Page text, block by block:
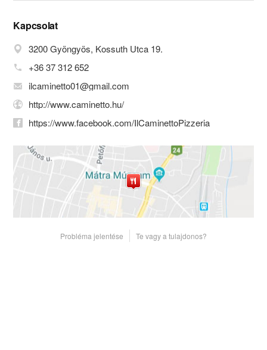
várjuk. Idénynek és alkalomnak
terasszal is!
Kapcsolat
3200 Gyöngyös, Kossuth Utca 19.
+36 37 312 652
ilcaminetto01@gmail.com
http://www.caminetto.hu/
https://www.facebook.com/IlCaminettoPizzeria
Probléma jelentése Te vagy a tulajdonos?